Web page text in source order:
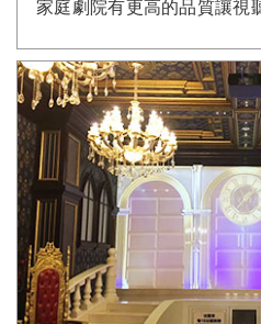
家庭劇院有更高的品質讓視